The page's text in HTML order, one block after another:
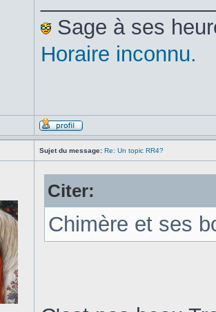
Sage à ses
Horaire inconnu.
Sujet du message: Re: Un topic RR4?
Citer:
Chimère et ses